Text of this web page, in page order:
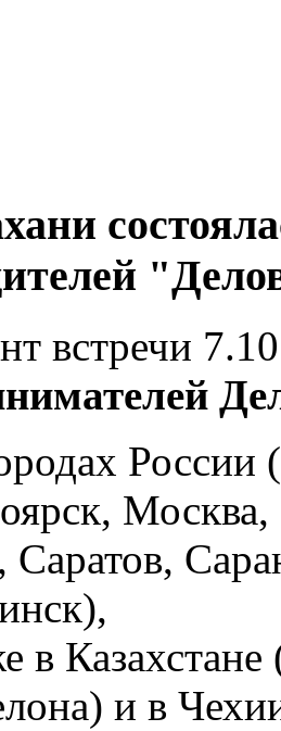
встречи
России
Саратов,
в
и в